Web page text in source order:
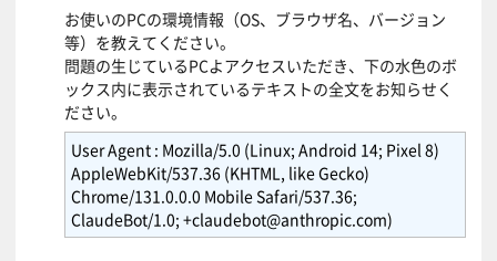
お使いのPCの環境情報（OS、ブラウザ名、バージョン
等）を教えてください。
問題の生じているPCよアクセスいただき、下の水色のボ
ックス内に表示されているテキストの全文をお知らせく
ださい。
User Agent : Mozilla/5.0 (Linux; Android 14; Pixel 8)
AppleWebKit/537.36 (KHTML, like Gecko)
Chrome/131.0.0.0 Mobile Safari/537.36;
ClaudeBot/1.0; +claudebot@anthropic.com)